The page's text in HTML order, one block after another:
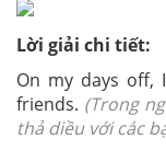
Lời giải chi tiết:
On my days off,
friends. (Trong
thả diều với các